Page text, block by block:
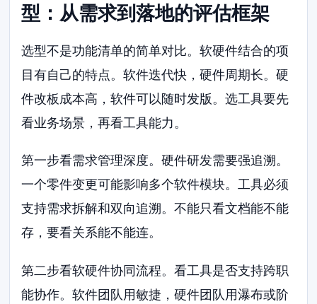
型：从需求到落地的评估框架
选型不是功能清单的简单对比。软硬件结合的项
目有自己的特点。软件迭代快，硬件周期长。硬
件改板成本高，软件可以随时发版。选工具要先
看业务场景，再看工具能力。
第一步看需求管理深度。硬件研发需要强追溯。
一个零件变更可能影响多个软件模块。工具必须
支持需求拆解和双向追溯。不能只看文档能不能
存，要看关系能不能连。
第二步看软硬件协同流程。看工具是否支持跨职
能协作。软件团队用敏捷，硬件团队用瀑布或阶